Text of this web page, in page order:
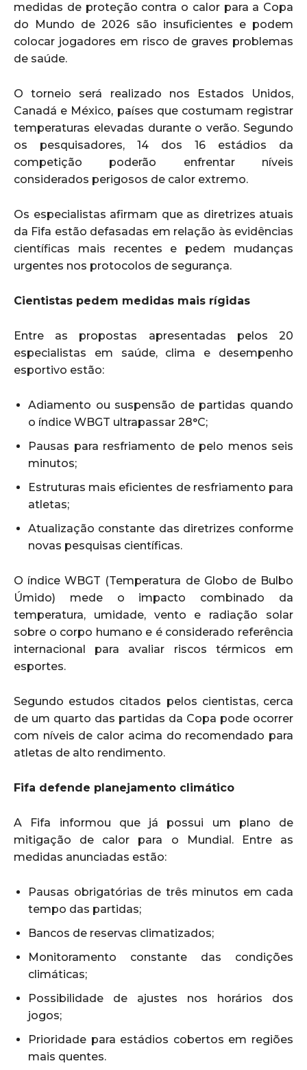
medidas de proteção contra o calor para a Copa
do Mundo de 2026 são insuficientes e podem
colocar jogadores em risco de graves problemas
de saúde.
O torneio será realizado nos Estados Unidos,
Canadá e México, países que costumam registrar
temperaturas elevadas durante o verão. Segundo
os pesquisadores, 14 dos 16 estádios da
competição poderão enfrentar níveis
considerados perigosos de calor extremo.
Os especialistas afirmam que as diretrizes atuais
da Fifa estão defasadas em relação às evidências
científicas mais recentes e pedem mudanças
urgentes nos protocolos de segurança.
Cientistas pedem medidas mais rígidas
Entre as propostas apresentadas pelos 20
especialistas em saúde, clima e desempenho
esportivo estão:
Adiamento ou suspensão de partidas quando
o índice WBGT ultrapassar 28°C;
Pausas para resfriamento de pelo menos seis
minutos;
Estruturas mais eficientes de resfriamento para
atletas;
Atualização constante das diretrizes conforme
novas pesquisas científicas.
O índice WBGT (Temperatura de Globo de Bulbo
Úmido) mede o impacto combinado da
temperatura, umidade, vento e radiação solar
sobre o corpo humano e é considerado referência
internacional para avaliar riscos térmicos em
esportes.
Segundo estudos citados pelos cientistas, cerca
de um quarto das partidas da Copa pode ocorrer
com níveis de calor acima do recomendado para
atletas de alto rendimento.
Fifa defende planejamento climático
A Fifa informou que já possui um plano de
mitigação de calor para o Mundial. Entre as
medidas anunciadas estão:
Pausas obrigatórias de três minutos em cada
tempo das partidas;
Bancos de reservas climatizados;
Monitoramento constante das condições
climáticas;
Possibilidade de ajustes nos horários dos
jogos;
Prioridade para estádios cobertos em regiões
mais quentes.